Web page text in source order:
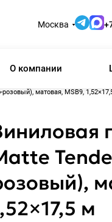
Москва
О компании
матовая, MSB9,
м